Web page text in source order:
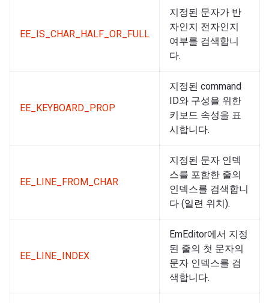
EE_IS_CHAR_HALF_OR_FULL
지정된 문자가 반
자인지 전자인지
여부를 검색합니
다.
EE_KEYBOARD_PROP
지정된 command
ID와 구성을 위한
키보드 속성을 표
시합니다.
EE_LINE_FROM_CHAR
지정된 문자 인덱
스를 포함한 줄의
인덱스를 검색합니
다 (일련 위치).
EE_LINE_INDEX
EmEditor에서 지정
된 줄의 첫 문자의
문자 인덱스를 검
색합니다.